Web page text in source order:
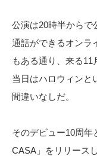
公演は20時半からで
通話ができるオンラ
もある通り、来る11
当日はハロウィンと
間違いなしだ。
そのデビュー10周年
CASA」をリリース